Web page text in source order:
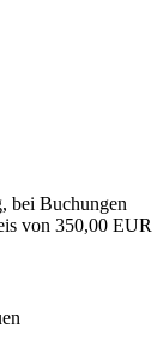
bei Buchungen
von 350,00 EUR